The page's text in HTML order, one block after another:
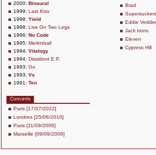
2000: Binaural
1999: Last Kiss
1998: Yield
1998: Live On Two Legs
1996: No Code
1995: Merkinball
1994: Vitalogy
1994: Dissident E.P.
1993: Go
1993: Vs
1991: Ten
Concerts
Paris [17/07/2022]
Londres [25/06/2010]
Paris [11/09/2006]
Marseille [09/09/2006]
Brad
Supersuckers
Eddie Vedder
Jack Irons
Eleven
Cypress Hill